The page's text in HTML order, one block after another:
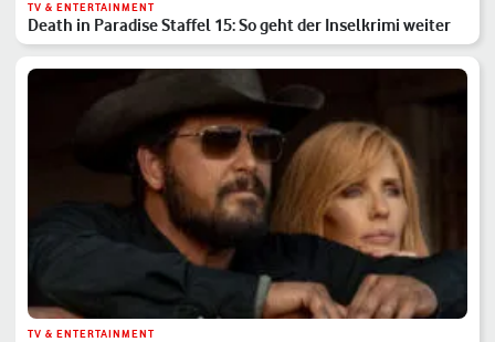
TV & ENTERTAINMENT
Death in Paradise Staffel 15: So geht der Inselkrimi weiter
TV & ENTERTAINMENT